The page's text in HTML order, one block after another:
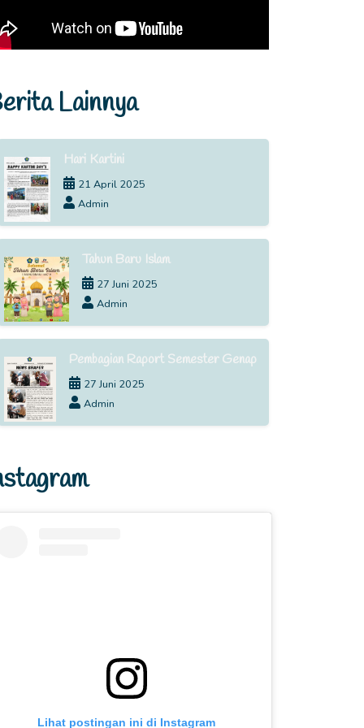
Lainnya
Hari Kartini
21 April 2025
Admin
Tahun Baru Islam
27 Juni 2025
Admin
Pembagian Raport Semester Genap
27 Juni 2025
Admin
Lihat postingan ini di Instagram